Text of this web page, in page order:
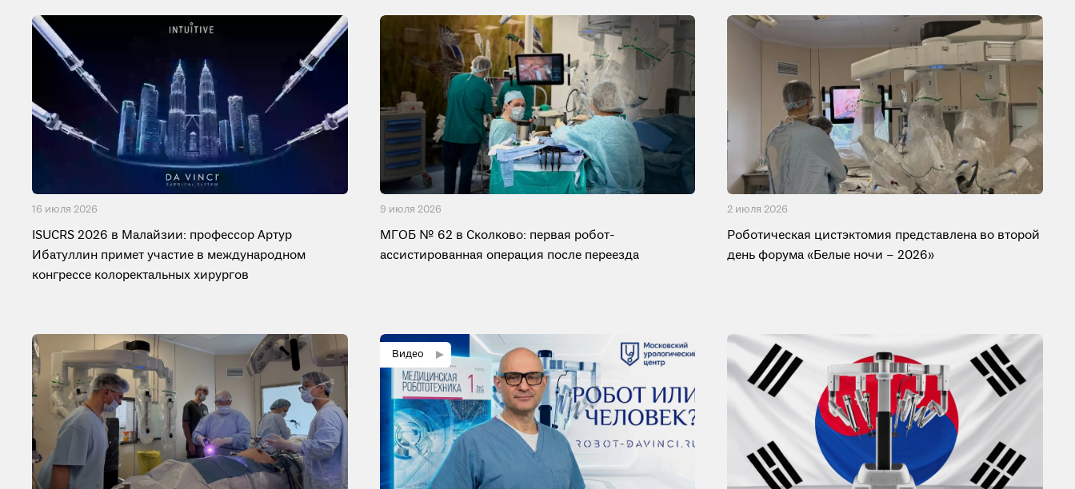
16 июля 2026
ISUCRS 2026 в Малайзии: профессор Артур
Ибатуллин примет участие в международном
конгрессе колоректальных хирургов
9 июля 2026
МГОБ № 62 в Сколково: первая робот-
ассистированная операция после переезда
2 июля 2026
Роботическая цистэктомия представлена во второй
день форума «Белые ночи – 2026»